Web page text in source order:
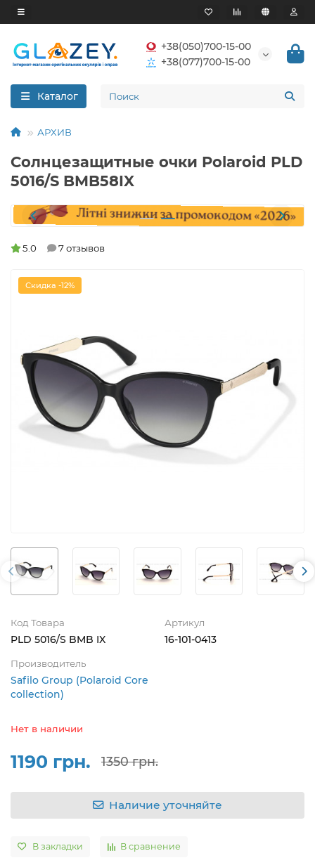
+38(050)700-15-00
+38(077)700-15-00
Каталог
АРХИВ
Солнцезащитные очки Polaroid PLD
5016/S BMB58IX
5.0 7 отзывов
Скидка -12%
Код Товара
PLD 5016/S BMB IX
Артикул
16-101-0413
Производитель
Safilo Group (Polaroid Core
collection)
Нет в наличии
1190 грн. 1350 грн.
Наличие уточняйте
В закладки В сравнение